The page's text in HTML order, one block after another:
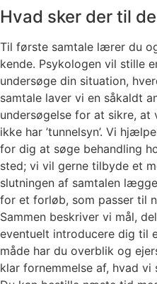
Hvad sker der til
Til første samtale lærer du
kende. Psykologen vil stille
undersøge din situation,
samtale laver vi en såkaldt
undersøgelse for at sikre,
ikke har ’tunnelsyn’. Vi
for dig at søge behandling
sted; vi vil gerne tilbyde et
slutningen af samtalen
for et forløb, som passer til
Sammen beskriver vi mål,
eventuelt introducere dig til
måde har du overblik og
klar fornemmelse af, hvad